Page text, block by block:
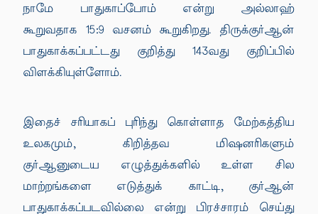
நாமே பாதுகாப்போம் என்று அல்லாஹ்
கூறுவதாக 15:9 வசனம் கூறுகிறது. திருக்குர்ஆன்
பாதுகாக்கப்பட்டது குறித்து 143வது குறிப்பில்
விளக்கியுள்ளோம்.
இதைச் சரியாகப் புரிந்து கொள்ளாத மேற்கத்திய
உலகமும், கிறித்தவ மிஷனரிகளும்
குர்ஆனுடைய எழுத்துக்களில் உள்ள சில
மாற்றங்களை எடுத்துக் காட்டி, குர்ஆன்
பாதுகாக்கப்படவில்லை என்று பிரச்சாரம் செய்து